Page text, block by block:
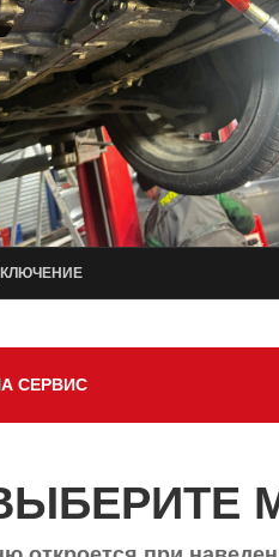
СЕРВИС